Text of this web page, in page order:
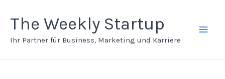
Inhalt
springen
The Weekly Startup
Ihr Partner für Business, Marketing und Karriere